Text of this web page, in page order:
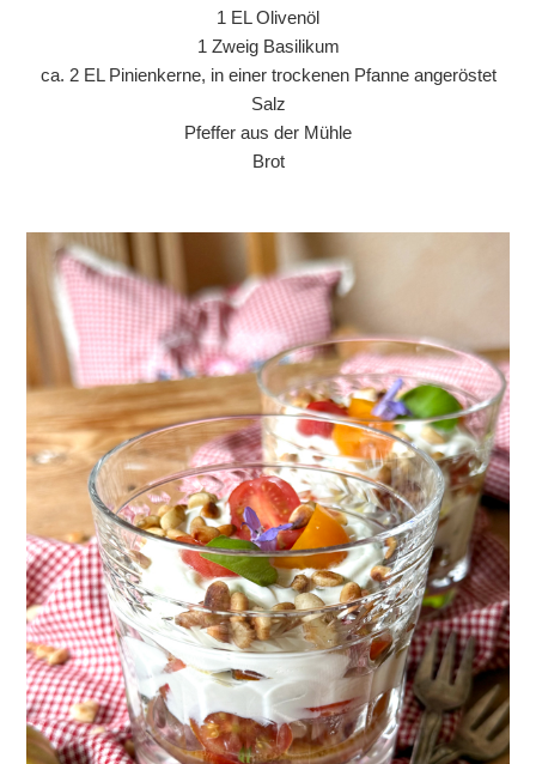
1 EL Olivenöl
1 Zweig Basilikum
ca. 2 EL Pinienkerne, in einer trockenen Pfanne angeröstet
Salz
Pfeffer aus der Mühle
Brot